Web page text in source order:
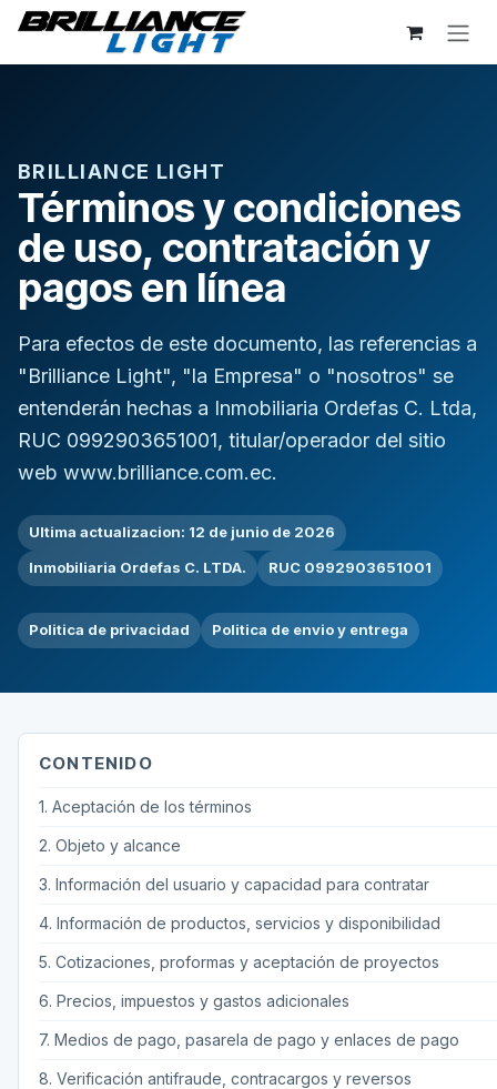
Ir al contenido
BRILLIANCE LIGHT
Términos y condiciones
de uso, contratación y
pagos en línea
Para efectos de este documento, las referencias a
"Brilliance Light", "la Empresa" o "nosotros" se
entenderán hechas a Inmobiliaria Ordefas C. Ltda,
RUC 0992903651001, titular/operador del sitio
web www.brilliance.com.ec.
Ultima actualizacion: 12 de junio de 2026
Inmobiliaria Ordefas C. LTDA.
RUC 0992903651001
Politica de privacidad Politica de envio y entrega
CONTENIDO
1. Aceptación de los términos
2. Objeto y alcance
3. Información del usuario y capacidad para contratar
4. Información de productos, servicios y disponibilidad
5. Cotizaciones, proformas y aceptación de proyectos
6. Precios, impuestos y gastos adicionales
7. Medios de pago, pasarela de pago y enlaces de pago
8. Verificación antifraude, contracargos y reversos